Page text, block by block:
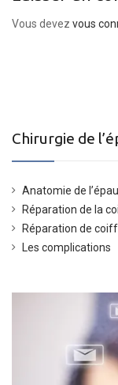
Vous devez vous
Chirurgie de
Anatomie de
Réparation de la
Réparation de
Les complications